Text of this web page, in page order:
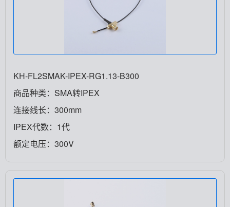
KH-FL2SMAK-IPEX-RG1.13-B300
商品种类：SMA转IPEX
连接线长：300mm
IPEX代数：1代
额定电压：300V